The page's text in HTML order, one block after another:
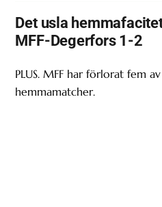
Det usla
MFF-Degerfors 1-2
PLUS. MFF har förlorat fem
hemmamatcher.